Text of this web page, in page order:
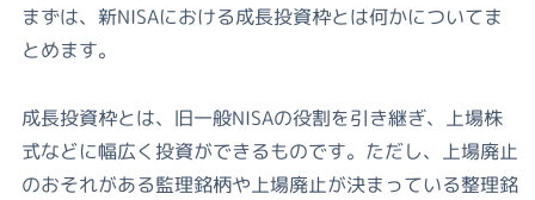
まずは、新NISAにおける成長投資枠とは何かについてま
とめます。
成長投資枠とは、旧一般NISAの役割を引き継ぎ、上場株
式などに幅広く投資ができるものです。ただし、上場廃止
のおそれがある監理銘柄や上場廃止が決まっている整理銘